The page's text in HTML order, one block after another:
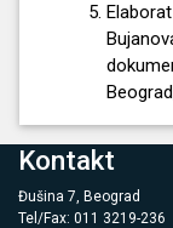
Kontakt
Đušina 7, Beograd
Tel/Fax: 011 3219-236